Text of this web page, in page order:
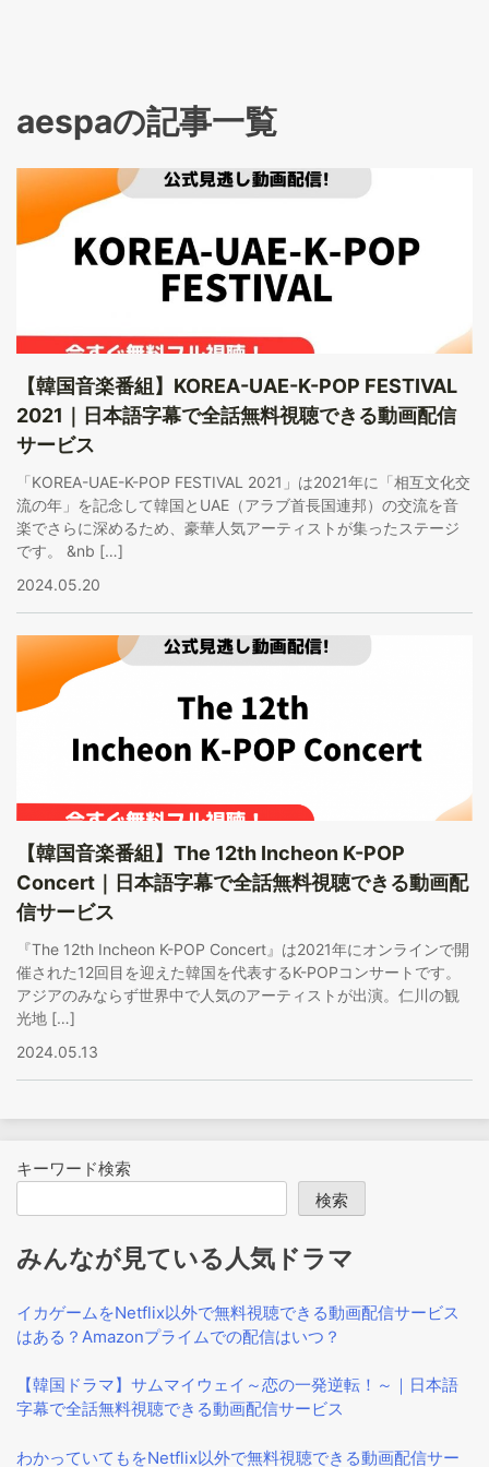
aespaの記事一覧
【韓国音楽番組】KOREA-UAE-K-POP FESTIVAL
2021｜日本語字幕で全話無料視聴できる動画配信
サービス
「KOREA-UAE-K-POP FESTIVAL 2021」は2021年に「相互文化交
流の年」を記念して韓国とUAE（アラブ首長国連邦）の交流を音
楽でさらに深めるため、豪華人気アーティストが集ったステージ
です。 &nb […]
2024.05.20
【韓国音楽番組】The 12th Incheon K-POP
Concert｜日本語字幕で全話無料視聴できる動画配
信サービス
『The 12th Incheon K-POP Concert』は2021年にオンラインで開
催された12回目を迎えた韓国を代表するK-POPコンサートです。
アジアのみならず世界中で人気のアーティストが出演。仁川の観
光地 […]
2024.05.13
キーワード検索
検索
みんなが見ている人気ドラマ
イカゲームをNetflix以外で無料視聴できる動画配信サービス
はある？Amazonプライムでの配信はいつ？
【韓国ドラマ】サムマイウェイ～恋の一発逆転！～｜日本語
字幕で全話無料視聴できる動画配信サービス
わかっていてもをNetflix以外で無料視聴できる動画配信サー